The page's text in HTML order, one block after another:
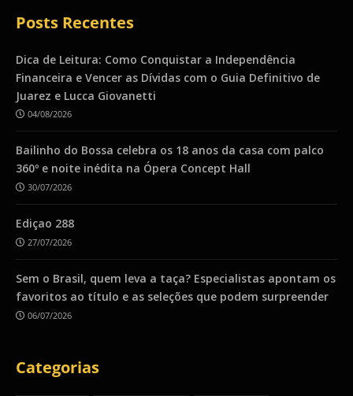
Posts Recentes
Dica de Leitura: Como Conquistar a Independência
Financeira e Vencer as Dívidas com o Guia Definitivo de
Juarez e Lucca Giovanetti
04/08/2026
Bailinho do Bossa celebra os 18 anos da casa com palco
360º e noite inédita na Ópera Concept Hall
30/07/2026
Ediçao 288
27/07/2026
Sem o Brasil, quem leva a taça? Especialistas apontam os
favoritos ao título e as seleções que podem surpreender
06/07/2026
Categorias